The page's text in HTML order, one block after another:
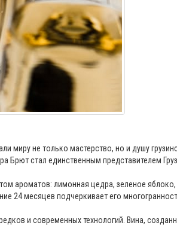
миру не только мастерство, но и душу
Брют стал единственным представителем
ароматов: лимонная цедра, зеленое
24 месяцев подчеркивает его
и современных технологий. Вина,